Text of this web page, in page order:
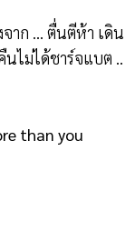
าก ... ตื่นตีห้า เดิน
นไม่ได้ชาร์จแบต ..
than you